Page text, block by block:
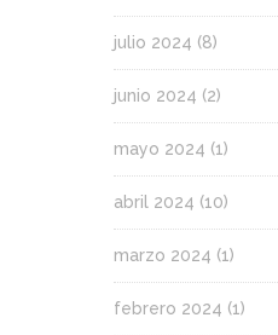
julio 2024 (8)
junio 2024 (2)
mayo 2024 (1)
abril 2024 (10)
marzo 2024 (1)
febrero 2024 (1)